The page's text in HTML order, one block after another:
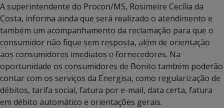
A superintendente do Procon/MS, Rosimeire Cecília da
Costa, informa ainda que será realizado o atendimento e
também um acompanhamento da reclamação para que o
consumidor não fique sem resposta, além de orientação
aos consumidores imediatos e fornecedores. Na
oportunidade os consumidores de Bonito também poderão
contar com os serviços da Energisa, como regularização de
débitos, tarifa social, fatura por e-mail, data certa, fatura
em débito automático e orientações gerais.